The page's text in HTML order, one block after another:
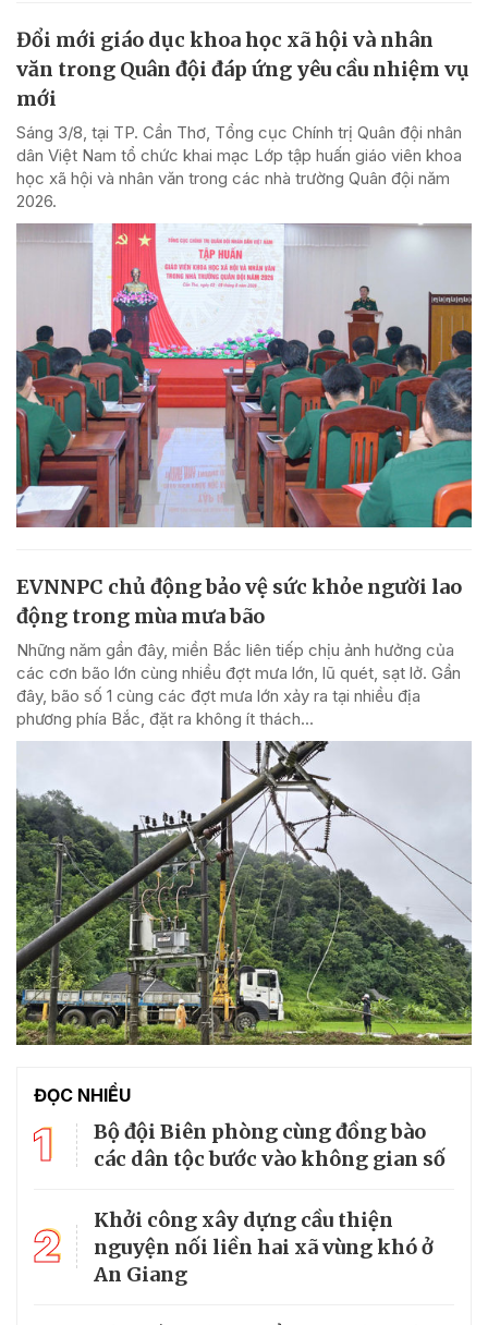
Đổi mới giáo dục khoa học xã hội và nhân
văn trong Quân đội đáp ứng yêu cầu nhiệm vụ
mới
Sáng 3/8, tại TP. Cần Thơ, Tổng cục Chính trị Quân đội nhân
dân Việt Nam tổ chức khai mạc Lớp tập huấn giáo viên khoa
học xã hội và nhân văn trong các nhà trường Quân đội năm
2026.
EVNNPC chủ động bảo vệ sức khỏe người lao
động trong mùa mưa bão
Những năm gần đây, miền Bắc liên tiếp chịu ảnh hưởng của
các cơn bão lớn cùng nhiều đợt mưa lớn, lũ quét, sạt lở. Gần
đây, bão số 1 cùng các đợt mưa lớn xảy ra tại nhiều địa
phương phía Bắc, đặt ra không ít thách...
ĐỌC NHIỀU
1
Bộ đội Biên phòng cùng đồng bào
các dân tộc bước vào không gian số
2
Khởi công xây dựng cầu thiện
nguyện nối liền hai xã vùng khó ở
An Giang